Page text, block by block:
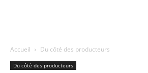
Accueil Du côté des producteurs
Du côté des producteurs